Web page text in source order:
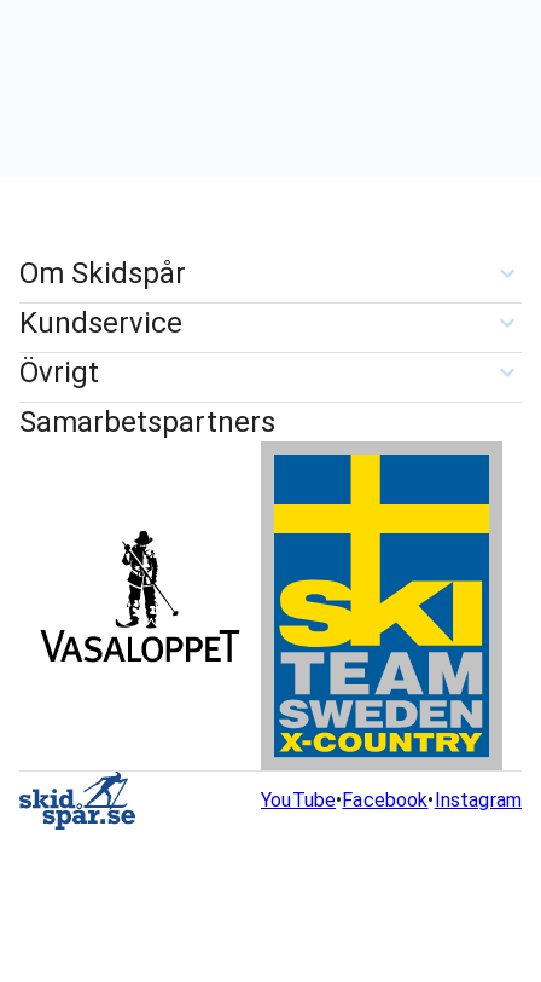
Om Skidspår
Kundservice
Övrigt
Samarbetspartners
YouTube•Facebook•Instagram